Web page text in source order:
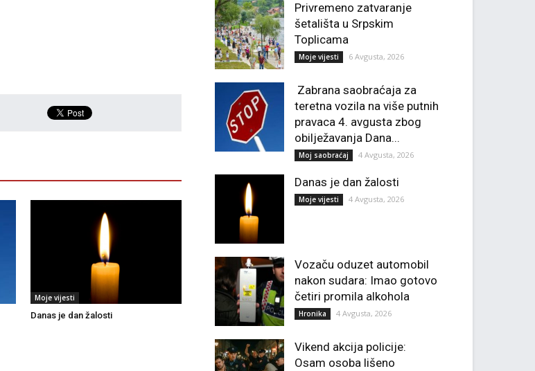
Moje vijesti
Danas je dan žalosti
Privremeno zatvaranje
šetališta u Srpskim
Toplicama
Moje vijesti 6 Avgusta, 2026
Zabrana saobraćaja za
teretna vozila na više putnih
pravaca 4. avgusta zbog
obilježavanja Dana...
Moj saobraćaj 4 Avgusta, 2026
Danas je dan žalosti
Moje vijesti 4 Avgusta, 2026
Vozaču oduzet automobil
nakon sudara: Imao gotovo
četiri promila alkohola
Hronika 4 Avgusta, 2026
Vikend akcija policije:
Osam osoba lišeno